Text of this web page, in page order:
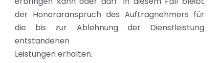
der Honoraranspruch des Auftragnehmers für
die bis zur Ablehnung der Dienstleistung
entstandenen
Leistungen erhalten.